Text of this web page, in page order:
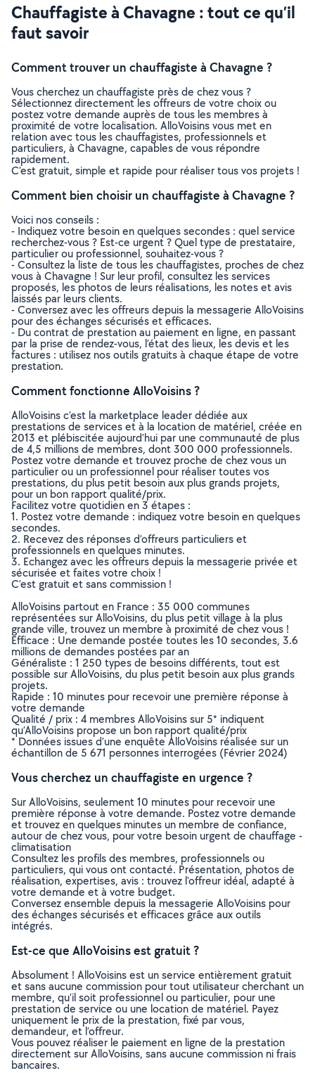
Chauffagiste à Chavagne : tout ce qu’il
faut savoir
Comment trouver un chauffagiste à Chavagne ?
Vous cherchez un chauffagiste près de chez vous ?
Sélectionnez directement les offreurs de votre choix ou
postez votre demande auprès de tous les membres à
proximité de votre localisation. AlloVoisins vous met en
relation avec tous les chauffagistes, professionnels et
particuliers, à Chavagne, capables de vous répondre
rapidement.
C’est gratuit, simple et rapide pour réaliser tous vos projets !
Comment bien choisir un chauffagiste à Chavagne ?
Voici nos conseils :
- Indiquez votre besoin en quelques secondes : quel service
recherchez-vous ? Est-ce urgent ? Quel type de prestataire,
particulier ou professionnel, souhaitez-vous ?
- Consultez la liste de tous les chauffagistes, proches de chez
vous à Chavagne ! Sur leur profil, consultez les services
proposés, les photos de leurs réalisations, les notes et avis
laissés par leurs clients.
- Conversez avec les offreurs depuis la messagerie AlloVoisins
pour des échanges sécurisés et efficaces.
- Du contrat de prestation au paiement en ligne, en passant
par la prise de rendez-vous, l’état des lieux, les devis et les
factures : utilisez nos outils gratuits à chaque étape de votre
prestation.
Comment fonctionne AlloVoisins ?
AlloVoisins c’est la marketplace leader dédiée aux
prestations de services et à la location de matériel, créée en
2013 et plébiscitée aujourd’hui par une communauté de plus
de 4,5 millions de membres, dont 300 000 professionnels.
Postez votre demande et trouvez proche de chez vous un
particulier ou un professionnel pour réaliser toutes vos
prestations, du plus petit besoin aux plus grands projets,
pour un bon rapport qualité/prix.
Facilitez votre quotidien en 3 étapes :
1. Postez votre demande : indiquez votre besoin en quelques
secondes.
2. Recevez des réponses d’offreurs particuliers et
professionnels en quelques minutes.
3. Echangez avec les offreurs depuis la messagerie privée et
sécurisée et faites votre choix !
C’est gratuit et sans commission !
AlloVoisins partout en France : 35 000 communes
représentées sur AlloVoisins, du plus petit village à la plus
grande ville, trouvez un membre à proximité de chez vous !
Efficace : Une demande postée toutes les 10 secondes, 3.6
millions de demandes postées par an
Généraliste : 1 250 types de besoins différents, tout est
possible sur AlloVoisins, du plus petit besoin aux plus grands
projets.
Rapide : 10 minutes pour recevoir une première réponse à
votre demande
Qualité / prix : 4 membres AlloVoisins sur 5* indiquent
qu’AlloVoisins propose un bon rapport qualité/prix
* Données issues d’une enquête AlloVoisins réalisée sur un
échantillon de 5 671 personnes interrogées (Février 2024)
Vous cherchez un chauffagiste en urgence ?
Sur AlloVoisins, seulement 10 minutes pour recevoir une
première réponse à votre demande. Postez votre demande
et trouvez en quelques minutes un membre de confiance,
autour de chez vous, pour votre besoin urgent de chauffage -
climatisation
Consultez les profils des membres, professionnels ou
particuliers, qui vous ont contacté. Présentation, photos de
réalisation, expertises, avis : trouvez l'offreur idéal, adapté à
votre demande et à votre budget.
Conversez ensemble depuis la messagerie AlloVoisins pour
des échanges sécurisés et efficaces grâce aux outils
intégrés.
Est-ce que AlloVoisins est gratuit ?
Absolument ! AlloVoisins est un service entièrement gratuit
et sans aucune commission pour tout utilisateur cherchant un
membre, qu’il soit professionnel ou particulier, pour une
prestation de service ou une location de matériel. Payez
uniquement le prix de la prestation, fixé par vous,
demandeur, et l’offreur.
Vous pouvez réaliser le paiement en ligne de la prestation
directement sur AlloVoisins, sans aucune commission ni frais
bancaires.